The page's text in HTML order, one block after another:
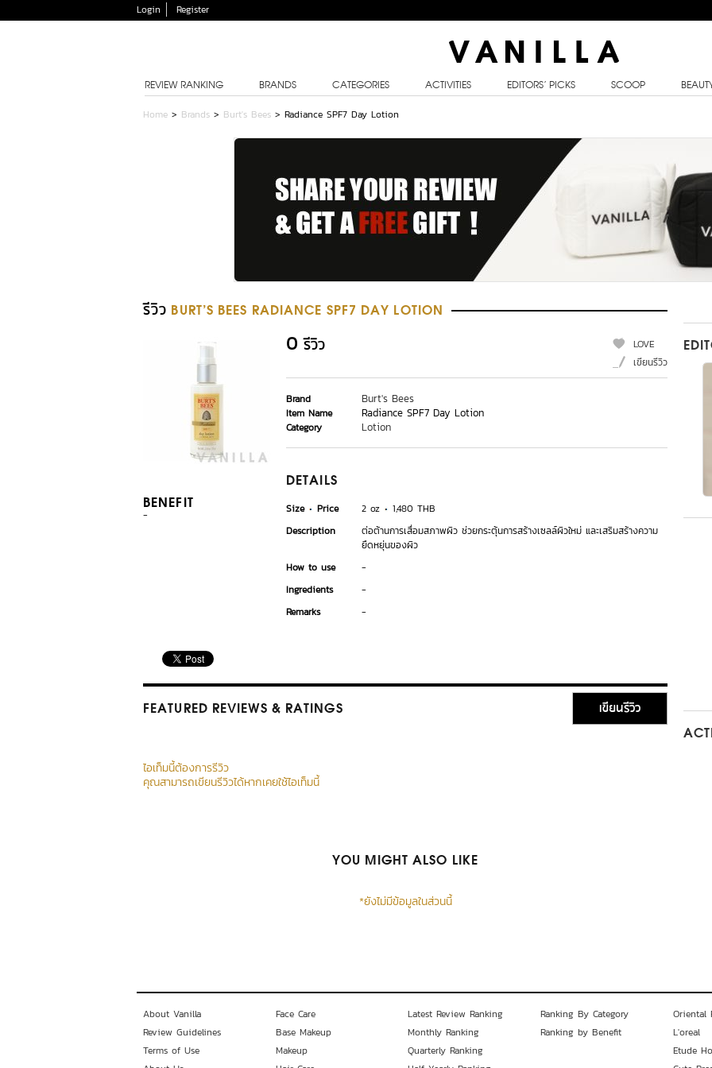
Login Register
REVIEW RANKING BRANDS CATEGORIES ACTIVITIES EDITORS’ PICKS SCOOP
Home > Brands > Burt's Bees > Radiance SPF7 Day Lotion
รีวิว BURT'S BEES RADIANCE SPF7 DAY LOTION
BENEFIT
-
0 รีวิว
LOVE
เขียนรีวิว
Brand Burt's Bees
Item Name Radiance SPF7 Day Lotion
Category Lotion
DETAILS
Size Price 2 oz
1,480 THB
Description
ต่อต้านการเสื่อมสภาพผิว ช่วยกระตุ้นการสร้างเซลล์ผิวใหม่ และเสริมสร้างความ
ยืดหยุ่นของผิว
How to use
-
Ingredients
-
Remarks
-
FEATURED REVIEWS & RATINGS เขียนรีวิว
ไอเท็มนี้ต้องการรีวิว
คุณสามารถเขียนรีวิวได้หากเคยใช้ไอเท็มนี้
YOU MIGHT ALSO LIKE
*ยังไม่มีข้อมูลในส่วนนี้
About Vanilla
Review Guidelines
Terms of Use
Face Care
Base Makeup
Makeup
Latest Review Ranking
Monthly Ranking
Quarterly Ranking
Ranking By Category
Ranking by Benefit
Oriental
L'oreal
Etude